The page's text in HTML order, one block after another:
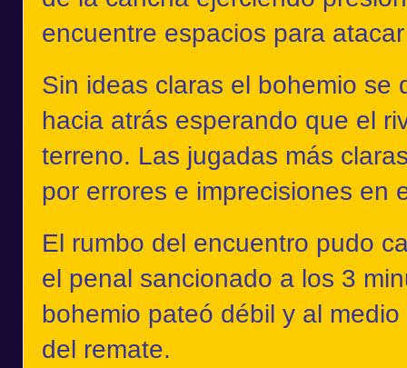
encuentre espacios para
Sin ideas claras el bohemio se
hacia atrás esperando que el
terreno. Las jugadas más
por errores e imprecisiones en
El rumbo del encuentro pudo
el penal sancionado a los 3
bohemio pateó débil y al
del remate.